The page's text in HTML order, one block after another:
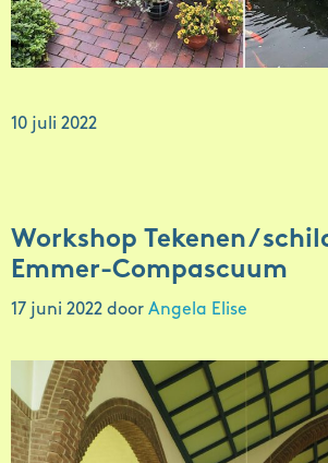
10 juli 2022
Workshop Tekenen /
Emmer-Compascuum
17 juni 2022 door Angela Elise